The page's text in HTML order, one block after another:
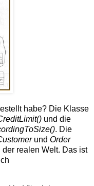
habe? Die Klasse
und die
. Die
und Order
realen Welt. Das ist